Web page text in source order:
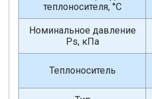
теплоносителя, °С
Номинальное давление
Ps, кПа
Теплоноситель